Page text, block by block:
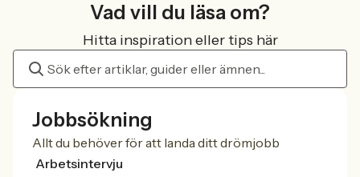
Vad vill du läsa om?
Hitta inspiration eller tips här
Jobbsökning
Allt du behöver för att landa ditt drömjobb
Arbetsintervju